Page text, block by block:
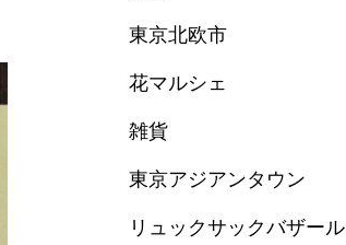
東京北欧市
花マルシェ
雑貨
東京アジアンタウン
リュックサックバザール